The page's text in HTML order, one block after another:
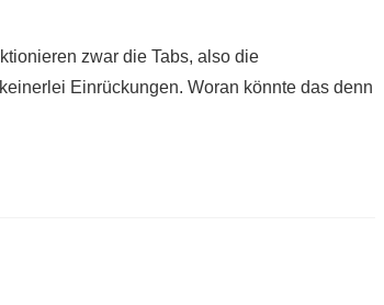
zwar die Tabs, also die
Einrückungen. Woran könnte das denn